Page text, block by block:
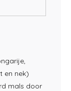
en nek)
mals door